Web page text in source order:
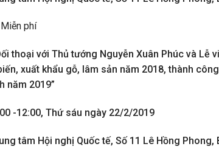
phí
thoại với Thủ tướng Nguyễn Xuân Phúc và Lễ
xuất khẩu gỗ, lâm sản năm 2018, thành
năm 2019”
-12:00, Thứ sáu ngày 22/2/2019
tâm Hội nghị Quốc tế, Số 11 Lê Hồng Phong,